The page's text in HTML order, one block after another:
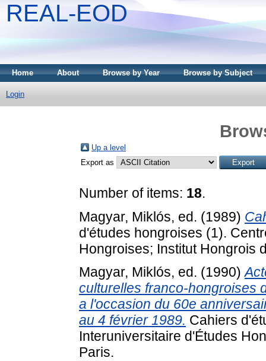
REAL-EOD
Home About Browse by Year Browse by Subject
Login
Up a level
Export as
Number of items: 18.
Magyar, Miklós, ed. (1989)
d'études hongroises (1).
Hongroises; Institut Hongrois
Magyar, Miklós, ed. (1990)
culturelles franco-hongroises
a l'occasion du 60e
au 4 février 1989. Cahiers
Interuniversitaire d'Études
Paris.